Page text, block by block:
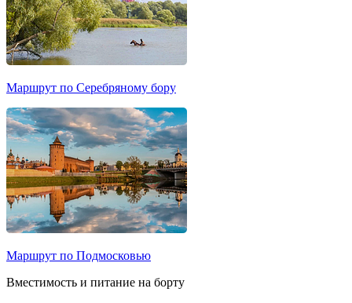
Маршрут по Серебряному бору
Маршрут по Подмосковью
Вместимость и питание на борту